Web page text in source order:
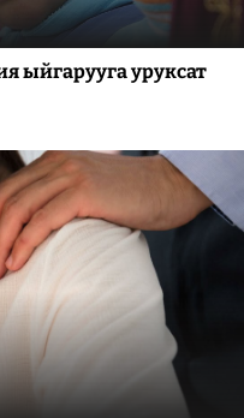
ыйгарууга уруксат